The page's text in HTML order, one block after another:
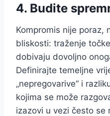
4. Budite
Kompromis nije poraz,
bliskosti: traženje
dobivaju dovoljno
Definirajte temeljne
„nepregovarive“ i
kojima se može
izazovi u vezi često se